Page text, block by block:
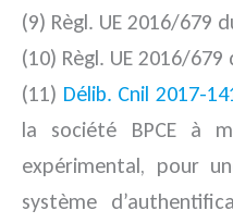
(9) Règl. UE 2016/679
(10) Règl. UE 2016/
(11) Délib. Cnil 2017-
la société BPCE à
expérimental, pour
système